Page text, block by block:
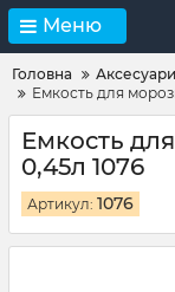
Меню
Головна
Емкость для
Емкость
0,45л 1076
Артикул: 1076